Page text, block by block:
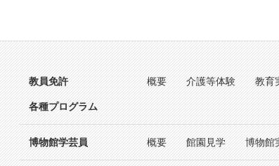
教員免許 概要 介護等体験 教育
各種プログラム
博物館学芸員 概要 館園見学 博物館